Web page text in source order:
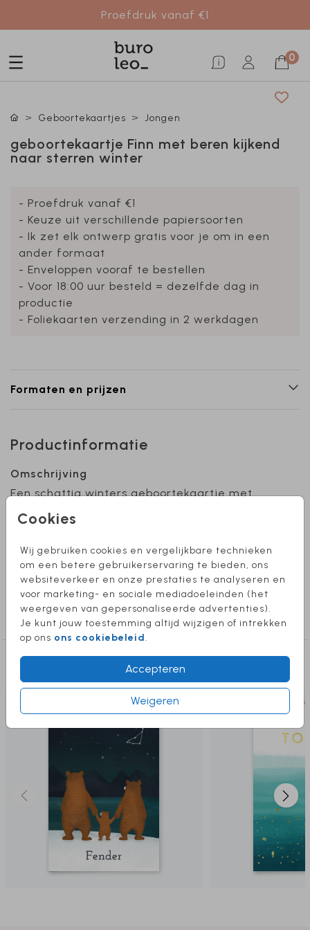
Proefdruk vanaf €1
0
Cookies
Wij gebruiken cookies en vergelijkbare technieken
om een betere gebruikerservaring te bieden, ons
websiteverkeer en onze prestaties te analyseren en
voor marketing- en sociale mediadoeleinden (het
weergeven van gepersonaliseerde advertenties).
Je kunt jouw toestemming altijd wijzigen of intrekken
op ons ons cookiebeleid.
Accepteren
Weigeren
Geboortekaartjes Jongen
geboortekaartje Finn met beren kijkend
naar sterren winter
- Proefdruk vanaf €1
- Keuze uit verschillende papiersoorten
- Ik zet elk ontwerp gratis voor je om in een
ander formaat
- Enveloppen vooraf te bestellen
- Voor 18:00 uur besteld = dezelfde dag in
productie
- Foliekaarten verzending in 2 werkdagen
Formaten en prijzen
Productinformatie
Omschrijving
Een schattig winters geboortekaartje met
beren kijkend naar sterren. Je kunt optioneel
een sterrenstelsel van het sterrenbeeld van
jouw kindje toevoegen, deze vind je in de
beeldbank > afbeeldingen onder
'sterrenbeelden'. Heb je hulp nodig bij het
ontwerpen of wil je dit kaartje in een ander
formaat? Stuur mij een berichtje, ik help je
graag!
Toon meer
Collectie
Jongen
Deze producten vind je misschien ook
leuk